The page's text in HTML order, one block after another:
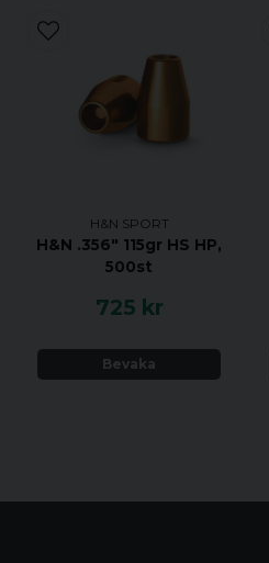
H&N SPORT
H&N .356" 115gr HS HP,
500st
725 kr
Bevaka